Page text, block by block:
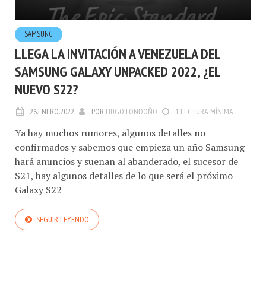
SAMSUNG
LLEGA LA INVITACIÓN A VENEZUELA DEL
SAMSUNG GALAXY UNPACKED 2022, ¿EL
NUEVO S22?
26.ENERO.2022 POR HUGO LONDOÑO 1 LECTURA MÍNIMA
Ya hay muchos rumores, algunos detalles no
confirmados y sabemos que empieza un año Samsung
hará anuncios y suenan al abanderado, el sucesor de
S21, hay algunos detalles de lo que será el próximo
Galaxy S22
SEGUIR LEYENDO